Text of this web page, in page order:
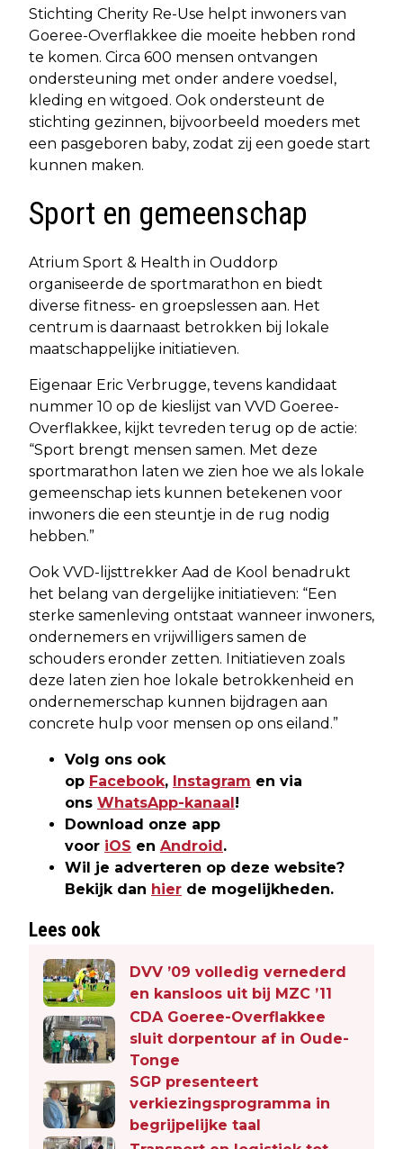
Stichting Cherity Re-Use helpt inwoners van
Goeree-Overflakkee die moeite hebben rond
te komen. Circa 600 mensen ontvangen
ondersteuning met onder andere voedsel,
kleding en witgoed. Ook ondersteunt de
stichting gezinnen, bijvoorbeeld moeders met
een pasgeboren baby, zodat zij een goede start
kunnen maken.
Sport en gemeenschap
Atrium Sport & Health in Ouddorp
organiseerde de sportmarathon en biedt
diverse fitness- en groepslessen aan. Het
centrum is daarnaast betrokken bij lokale
maatschappelijke initiatieven.
Eigenaar Eric Verbrugge, tevens kandidaat
nummer 10 op de kieslijst van VVD Goeree-
Overflakkee, kijkt tevreden terug op de actie:
“Sport brengt mensen samen. Met deze
sportmarathon laten we zien hoe we als lokale
gemeenschap iets kunnen betekenen voor
inwoners die een steuntje in de rug nodig
hebben.”
Ook VVD-lijsttrekker Aad de Kool benadrukt
het belang van dergelijke initiatieven: “Een
sterke samenleving ontstaat wanneer inwoners,
ondernemers en vrijwilligers samen de
schouders eronder zetten. Initiatieven zoals
deze laten zien hoe lokale betrokkenheid en
ondernemerschap kunnen bijdragen aan
concrete hulp voor mensen op ons eiland.”
Volg ons ook
op Facebook, Instagram en via
ons WhatsApp-kanaal !
Download onze app
voor iOS en Android .
Wil je adverteren op deze website?
Bekijk dan hier de mogelijkheden.
Lees ook
DVV ’09 volledig vernederd
en kansloos uit bij MZC ’11
CDA Goeree-Overflakkee
sluit dorpentour af in Oude-
Tonge
SGP presenteert
verkiezingsprogramma in
begrijpelijke taal